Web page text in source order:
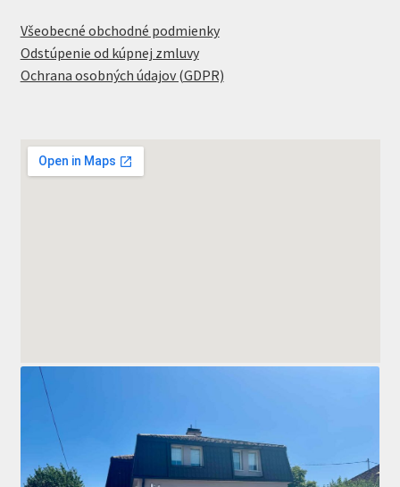
Všeobecné obchodné podmienky
Odstúpenie od kúpnej zmluvy
Ochrana osobných údajov (GDPR)